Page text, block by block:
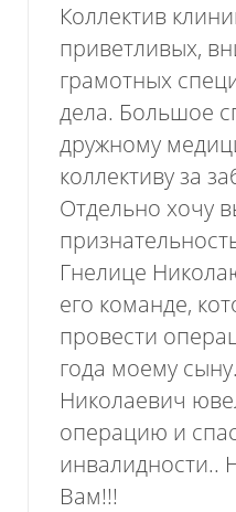
Коллектив
приветливых,
грамотных
дела. Большое
дружному
коллективу за
Отдельно хочу
Гнелице
его команде,
провести
года моему
Николаевич
операцию и
инвалидности..
Вам!!!